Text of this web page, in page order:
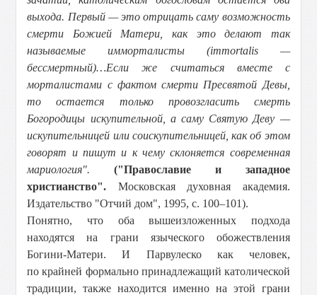
выхода. Первый — это отрицать саму возможность
смерти Божией Матери, как это делают так
называемые имморталисты (immortalis —
бессмертный)…Если же считаться вместе с
морталистами с фактом смерти Пресвятой Девы,
то остается только провозгласить смерть
Богородицы искупительной, а саму Святую Деву —
искупительницей или соискупительницей, как об этом
говорят и пишут и к чему склоняется современная
мариология".
("Православие и западное
христианство". Московская духовная академия.
Издательство "Отчий дом", 1995, с. 100–101).
Понятно, что оба вышеизложенных подхода
находятся на грани языческого обожествления
Богини-Матери. И Парвулеско как человек,
по крайней формально принадлежащий католической
традиции, также находится именно на этой грани